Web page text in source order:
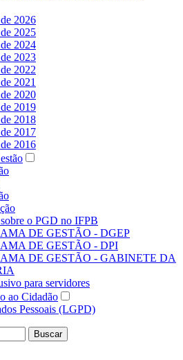
2026
2025
2024
2023
2022
2021
2020
2019
2018
2017
2016
o PGD no IFPB
DE GESTÃO - DGEP
DE GESTÃO - DPI
DE GESTÃO - GABINETE DA
para servidores
ao Cidadão
Pessoais (LGPD)
Buscar